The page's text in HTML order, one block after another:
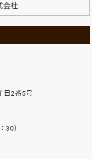
会社
目2番5号
30）